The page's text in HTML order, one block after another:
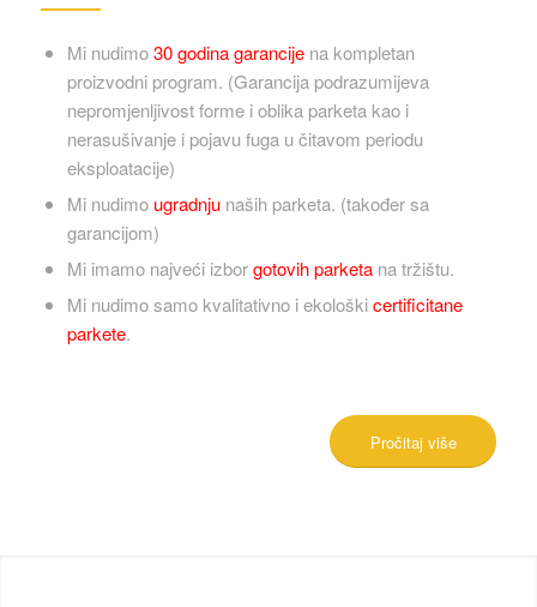
Mi nudimo30 godina garancijena kompletan
proizvodni program. (Garancija podrazumijeva
nepromjenljivost forme i oblika parketa kao i
nerasušivanje i pojavu fuga u čitavom periodu
eksploatacije)
Mi nudimo ugradnjunaših parketa. (također sa
garancijom)
Mi imamo najveći izborgotovih parketana tržištu.
Mi nudimo samo kvalitativno i ekološkicertificitane
parkete.
Pročitaj više